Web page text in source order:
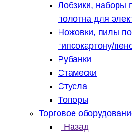
Лобзики, наборы
полотна для
Ножовки, пилы
гипсокартону/
Рубанки
Стамески
Стусла
Топоры
Торговое
Назад